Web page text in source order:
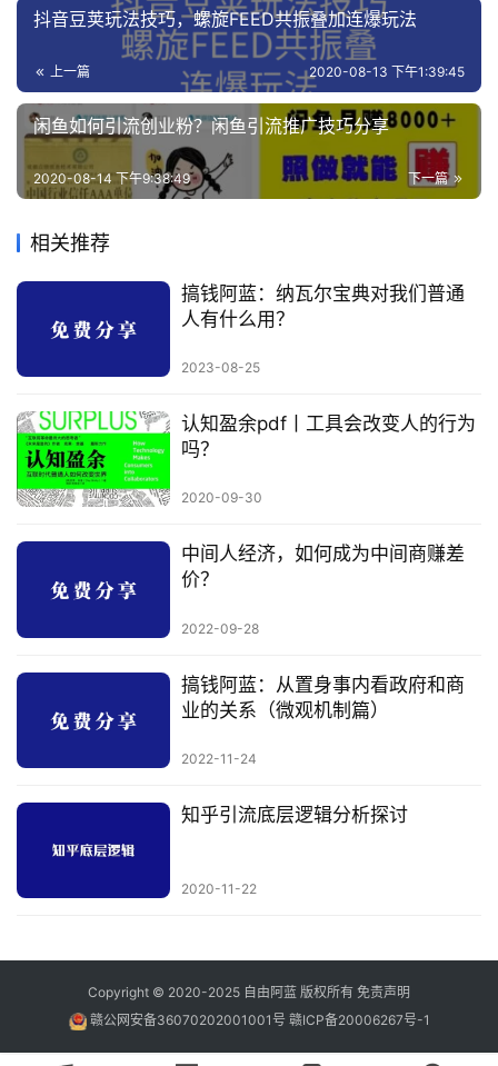
抖音豆荚玩法技巧，螺旋FEED共振叠加连爆玩法
上一篇 2020-08-13 下午1:39:45
闲鱼如何引流创业粉？闲鱼引流推广技巧分享
下一篇
2020-08-14 下午9:38:49
相关推荐
搞钱阿蓝：纳瓦尔宝典对我们普通
人有什么用？
2023-08-25
认知盈余pdf丨工具会改变人的行为
吗？
2020-09-30
中间人经济，如何成为中间商赚差
价？
2022-09-28
搞钱阿蓝：从置身事内看政府和商
业的关系（微观机制篇）
2022-11-24
知乎引流底层逻辑分析探讨
2020-11-22
Copyright © 2020-2025 自由阿蓝 版权所有 免责声明
赣公网安备36070202001001号 赣ICP备20006267号-1